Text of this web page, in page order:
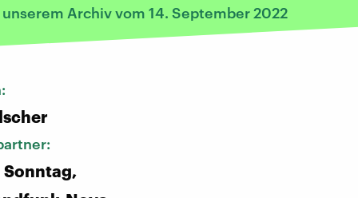
Archiv vom 14. September 2022
Sonntag,